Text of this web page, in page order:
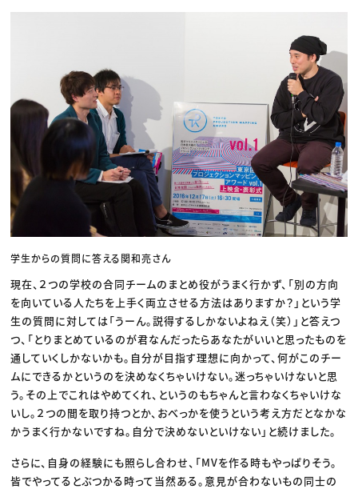
学生からの質問に答える関和亮さん
現在、２つの学校の合同チームのまとめ役がうまく行かず、「別の方向
を向いている人たちを上手く両立させる方法はありますか？」という学
生の質問に対しては「うーん。説得するしかないよねえ（笑）」と答えつ
つ、「とりまとめているのが君なんだったらあなたがいいと思ったものを
通していくしかないかも。自分が目指す理想に向かって、何がこのチー
ムにできるかというのを決めなくちゃいけない。迷っちゃいけないと思
う。その上でこれはやめてくれ、というのもちゃんと言わなくちゃいけな
いし。２つの間を取り持つとか、おべっかを使うという考え方だとなかな
かうまく行かないですね。自分で決めないといけない」と続けました。
さらに、自身の経験にも照らし合わせ、「MVを作る時もやっぱりそう。
皆でやってるとぶつかる時って当然ある。意見が合わないもの同士の